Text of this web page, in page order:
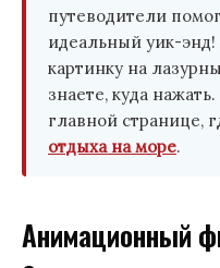
путеводители
идеальный уик-энд!
картинку на
знаете, куда
главной странице,
отдыха на море.
Анимационный